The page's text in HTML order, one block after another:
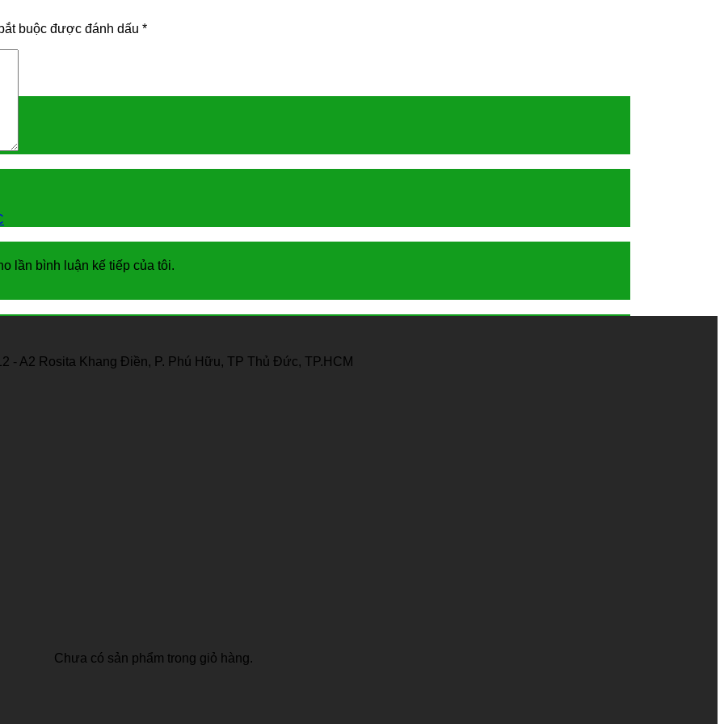
Chưa có sản phẩm trong giỏ hàng.
buộc được đánh dấu *
lần bình luận kế tiếp của tôi.
- A2 Rosita Khang Điền, P. Phú Hữu, TP Thủ Đức, TP.HCM